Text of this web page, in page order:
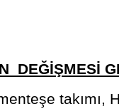
DEĞİŞMESİ
takımı,